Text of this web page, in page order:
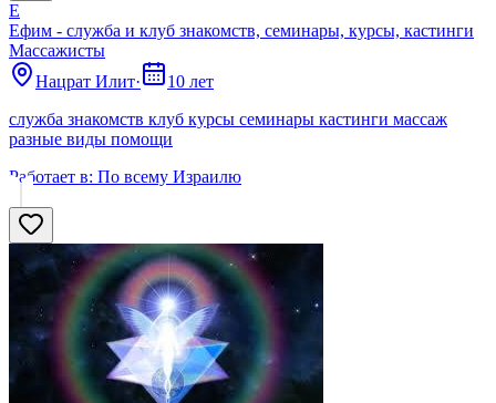
Е
Ефим - служба и клуб знакомств, семинары, курсы, кастинги
Массажисты
Нацрат Илит·
10 лет
служба знакомств клуб курсы семинары кастинги массаж
разные виды помощи
Работает в: По всему Израилю